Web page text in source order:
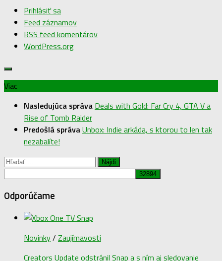
Prihlásiť sa
Feed záznamov
RSS feed komentárov
WordPress.org
Viac
Nasledujúca správa Deals with Gold: Far Cry 4, GTA V a
Rise of Tomb Raider
Predošlá správaUnbox: Indie arkáda, s ktorou to len tak
nezabalíte!
Hľadať:
Odporúčame
Novinky/ Zaujímavosti
Creators Update odstránil Snap a s ním aj sledovanie